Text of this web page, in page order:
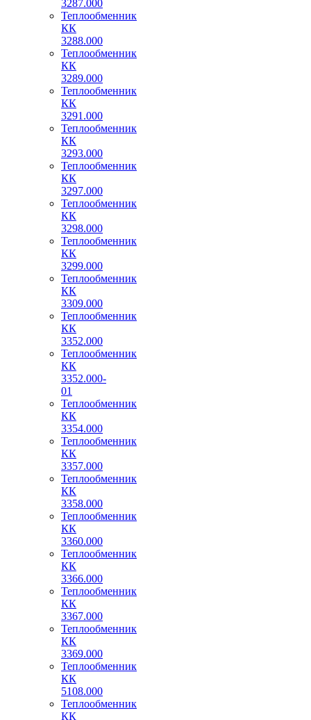
3287.000
Теплообменник
КК
3288.000
Теплообменник
КК
3289.000
Теплообменник
КК
3291.000
Теплообменник
КК
3293.000
Теплообменник
КК
3297.000
Теплообменник
КК
3298.000
Теплообменник
КК
3299.000
Теплообменник
КК
3309.000
Теплообменник
КК
3352.000
Теплообменник
КК
3352.000-
01
Теплообменник
КК
3354.000
Теплообменник
КК
3357.000
Теплообменник
КК
3358.000
Теплообменник
КК
3360.000
Теплообменник
КК
3366.000
Теплообменник
КК
3367.000
Теплообменник
КК
3369.000
Теплообменник
КК
5108.000
Теплообменник
КК